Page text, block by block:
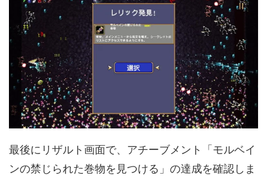
最後にリザルト画面で、アチーブメント「モルベイ
ンの禁じられた巻物を見つける」の達成を確認しま